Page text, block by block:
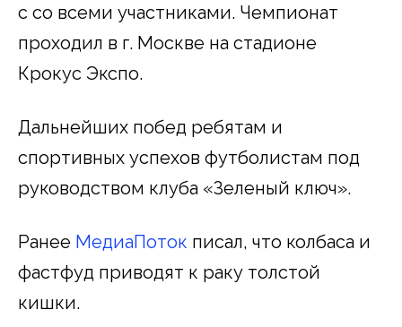
с со всеми участниками. Чемпионат
проходил в г. Москве на стадионе
Крокус Экспо.
Дальнейших побед ребятам и
спортивных успехов футболистам под
руководством клуба «Зеленый ключ».
Ранее МедиаПоток писал, что колбаса и
фастфуд приводят к раку толстой
кишки.